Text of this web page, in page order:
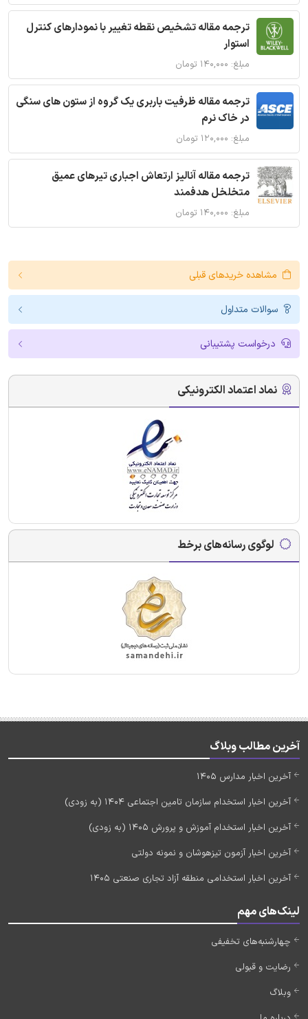
ترجمه مقاله تشخیص نقطه تغییر با نمودارهای کنترل
استوار
مبلغ: ۱۴۰,۰۰۰ تومان
ترجمه مقاله ظرفیت باربری یک گروه از ستون های سنگی
در خاک نرم
مبلغ: ۱۲۰,۰۰۰ تومان
ترجمه مقاله آنالیز ارتعاش اجباری تیرهای عمیق
متخلخل هدفمند
مبلغ: ۱۴۰,۰۰۰ تومان
مشاهده خریدهای قبلی
سوالات متداول
درخواست پشتیبانی
نماد اعتماد الکترونیکی
لوگوی رسانه‌های برخط
آخرین مطالب وبلاگ
آخرین اخبار مدارس 1405
آخرین اخبار استخدام سازمان تامین اجتماعی 1404 (به زودی)
آخرین اخبار استخدام آموزش و پرورش 1405 (به زودی)
آخرین اخبار آزمون تیزهوشان و نمونه دولتی
آخرین اخبار استخدامی منطقه آزاد تجاری صنعتی 1405
لینک‌های مهم
چهارشنبه‌های تخفیفی
رضایت و قبولی
وبلاگ